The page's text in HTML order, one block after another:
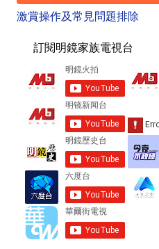
激賞操作及常見問題排除
訂閱明鏡家族電視台